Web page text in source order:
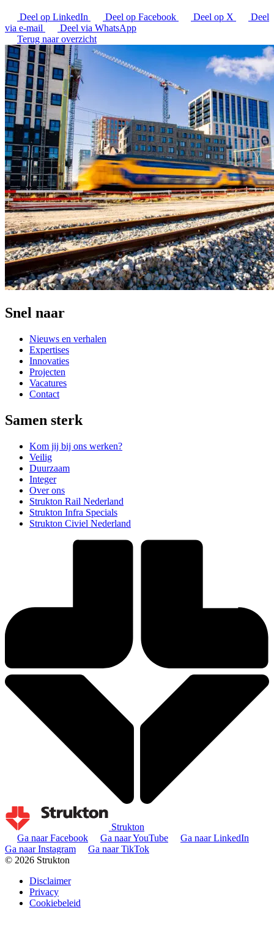
Deel op LinkedIn Deel op Facebook Deel op X
Deel
via e-mail
Deel via WhatsApp
Terug naar overzicht
Snel naar
Nieuws en verhalen
Expertises
Innovaties
Projecten
Vacatures
Contact
Samen sterk
Kom jij bij ons werken?
Veilig
Duurzaam
Integer
Over ons
Strukton Rail Nederland
Strukton Infra Specials
Strukton Civiel Nederland
Strukton
Ga naar Facebook
Ga naar YouTube
Ga naar LinkedIn
Ga naar Instagram
Ga naar TikTok
© 2026 Strukton
Disclaimer
Privacy
Cookiebeleid